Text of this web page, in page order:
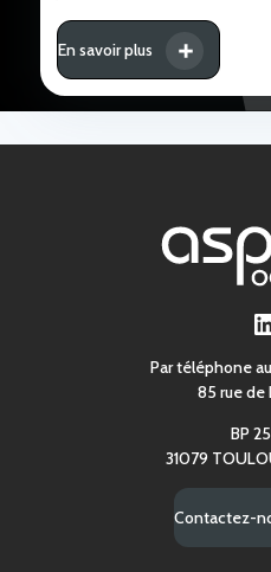
En savoir plus
Par téléphone
85 rue de
BP
31079
Contactez-